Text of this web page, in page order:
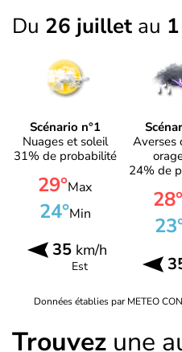
Du 26 juillet au
Scénario n°1
Nuages et soleil
31% de probabilité
29°Max
24°Min
35km/h
Est
Averses
24% de
28°
Données établies par METEO
Trouvez une